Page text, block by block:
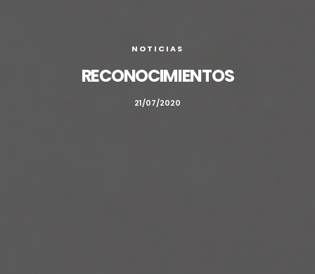
NOTICIAS
RECONOCIMIENTOS
21/07/2020